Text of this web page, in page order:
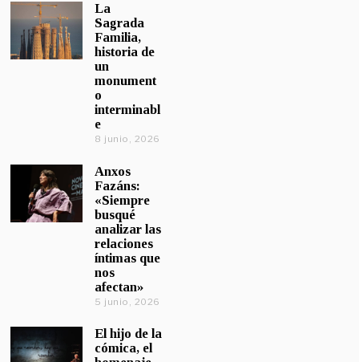
La
Sagrada
Familia,
historia de
un
monument
o
interminabl
e
8 junio, 2026
Anxos
Fazáns:
«Siempre
busqué
analizar las
relaciones
íntimas que
nos
afectan»
5 junio, 2026
El hijo de la
cómica, el